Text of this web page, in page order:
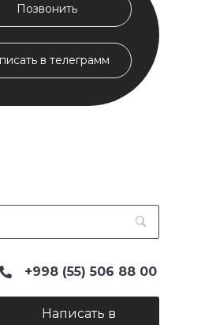
Позвонить
в телеграмм
+998 (55) 506 88 00
Написать в